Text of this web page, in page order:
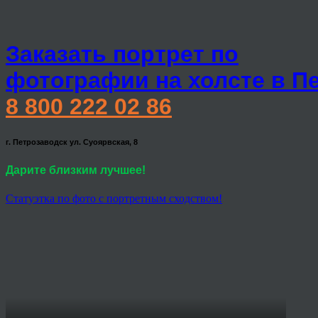
Заказать портрет по
фотографии на холсте в
8 800 222 02 86
г. Петрозаводск ул. Суоярвская, 8
Дарите близким лучшее!
Статуэтка по фото с портретным сходством!